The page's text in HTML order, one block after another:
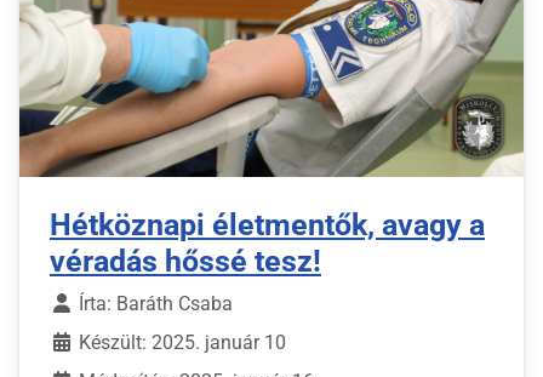
Hétköznapi életmentők, avagy a
véradás hőssé tesz!
Írta: Baráth Csaba
Készült: 2025. január 10